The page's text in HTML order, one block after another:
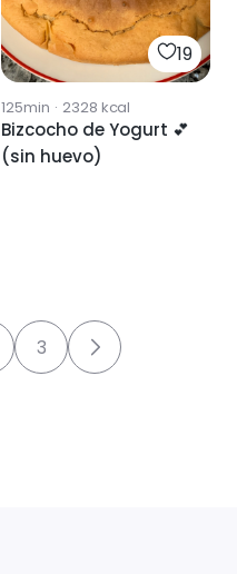
19
125min · 2328 kcal
Bizcocho de Yogurt 💕
(sin huevo)
3